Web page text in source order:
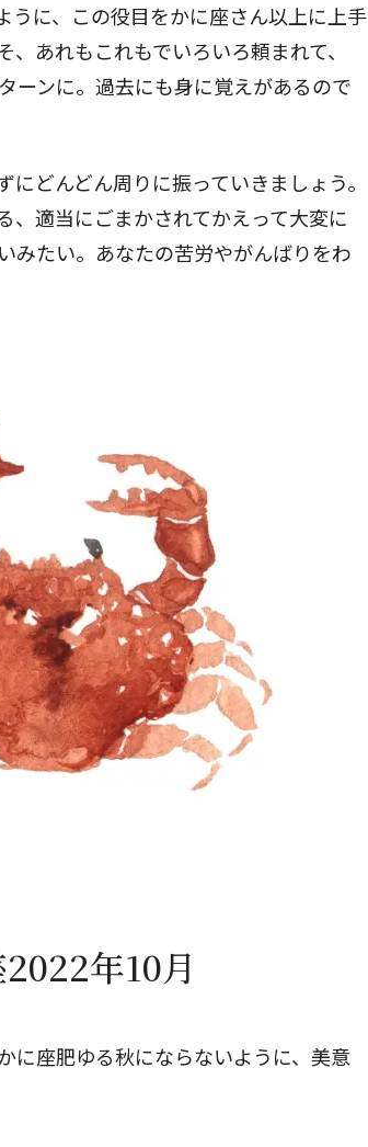
うに、この役目をかに座さん以上に上手
あれもこれもでいろいろ頼まれて、
ーンに。過去にも身に覚えがあるので
どんどん周りに振っていきましょう。
、適当にごまかされてかえって大変に
みたい。あなたの苦労やがんばりをわ
年10月
に座肥ゆる秋にならないように、美意
閉じる